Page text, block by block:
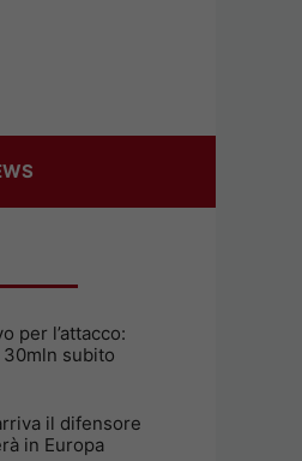
per l’attacco:
subito
il difensore
in Europa